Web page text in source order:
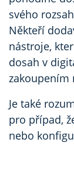
svého
Někteří
nástroje,
dosah v
zakoupením
Je také
pro případ,
nebo